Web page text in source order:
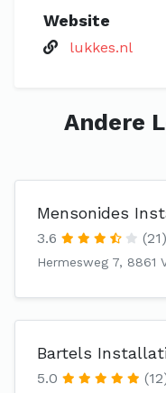
Website
lukkes.nl
Andere
Mensonides
3.6 (21)
Hermesweg 7, 8861
Bartels
5.0